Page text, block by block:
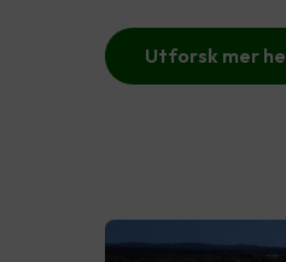
Utforsk mer